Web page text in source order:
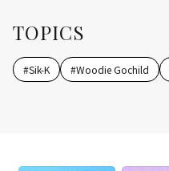
TOPICS
#Sik-K #Woodie Gochild